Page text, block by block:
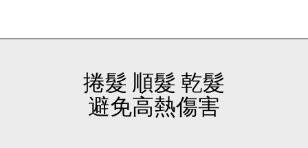
捲髮 順髮 乾髮
避免高熱傷害